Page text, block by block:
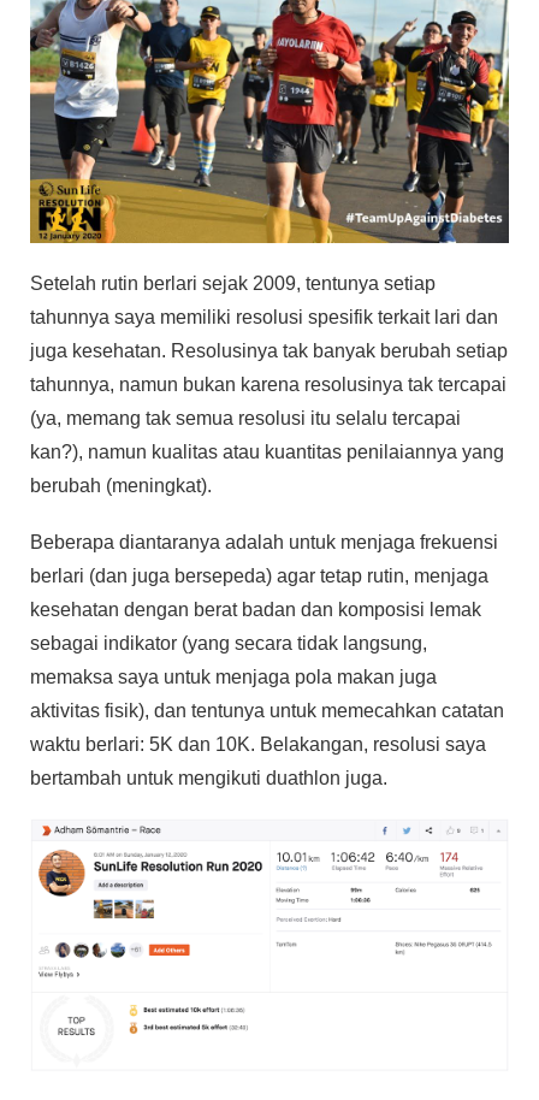
Setelah rutin berlari sejak 2009, tentunya setiap
tahunnya saya memiliki resolusi spesifik terkait lari dan
juga kesehatan. Resolusinya tak banyak berubah setiap
tahunnya, namun bukan karena resolusinya tak tercapai
(ya, memang tak semua resolusi itu selalu tercapai
kan?), namun kualitas atau kuantitas penilaiannya yang
berubah (meningkat).
Beberapa diantaranya adalah untuk menjaga frekuensi
berlari (dan juga bersepeda) agar tetap rutin, menjaga
kesehatan dengan berat badan dan komposisi lemak
sebagai indikator (yang secara tidak langsung,
memaksa saya untuk menjaga pola makan juga
aktivitas fisik), dan tentunya untuk memecahkan catatan
waktu berlari: 5K dan 10K. Belakangan, resolusi saya
bertambah untuk mengikuti duathlon juga.